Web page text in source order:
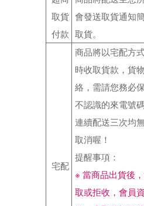
取貨
付款
會發送取貨通知
取貨。
宅配
商品將以宅配方
時收取貨款，貨
絡，需請您務必
不認識的來電號
連續配送三次均
取消喔！
提醒事項：
※ 當商品出貨後
取或拒收，會員